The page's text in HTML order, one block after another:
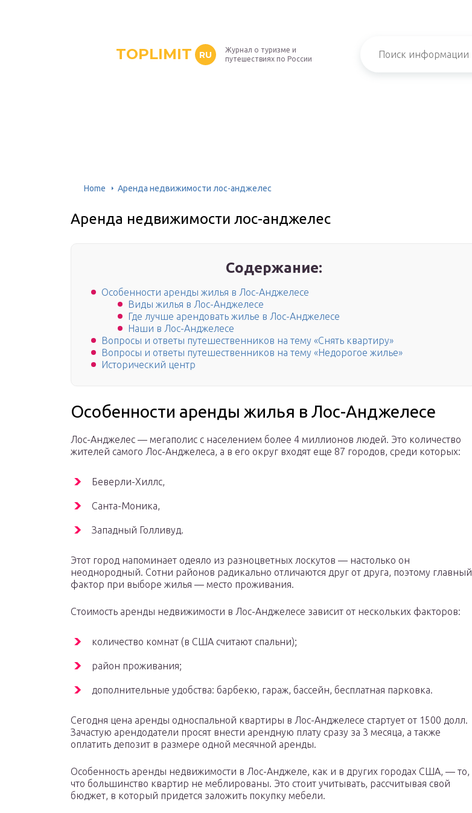
TOPLIMIT RU
Журнал о туризме и
путешествиях по России
Home Аренда недвижимости лос-анджелес
Аренда недвижимости лос-анджелес
Содержание:
Особенности аренды жилья в Лос-Анджелесе
Виды жилья в Лос-Анджелесе
Где лучше арендовать жилье в Лос-Анджелесе
Наши в Лос-Анджелесе
Вопросы и ответы путешественников на тему «Снять квартиру»
Вопросы и ответы путешественников на тему «Недорогое жилье»
Исторический центр
Особенности аренды жилья в Лос-Анджелесе
Лос-Анджелес — мегаполис с населением более 4 миллионов людей. Это количество
жителей самого Лос-Анджелеса, а в его округ входят еще 87 городов, среди которых:
Беверли-Хиллс,
Санта-Моника,
Западный Голливуд.
Этот город напоминает одеяло из разноцветных лоскутов — настолько он
неоднородный. Сотни районов радикально отличаются друг от друга, поэтому главный
фактор при выборе жилья — место проживания.
Стоимость аренды недвижимости в Лос-Анджелесе зависит от нескольких факторов:
количество комнат (в США считают спальни);
район проживания;
дополнительные удобства: барбекю, гараж, бассейн, бесплатная парковка.
Сегодня цена аренды односпальной квартиры в Лос-Анджелесе стартует от 1500 долл.
Зачастую арендодатели просят внести арендную плату сразу за 3 месяца, а также
оплатить депозит в размере одной месячной аренды.
Особенность аренды недвижимости в Лос-Анджеле, как и в других городах США, — то,
что большинство квартир не меблированы. Это стоит учитывать, рассчитывая свой
бюджет, в который придется заложить покупку мебели.